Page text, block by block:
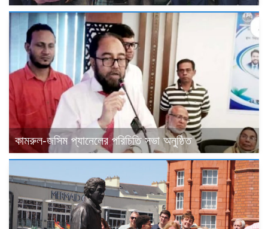
কামরুল-জসিম প্যানেলের পরিচিতি সভা অনুষ্ঠিত